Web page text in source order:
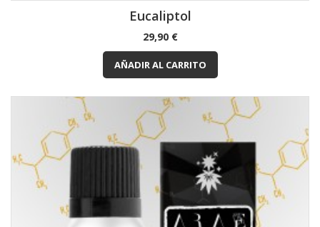
Eucaliptol
Precio
29,90 €
AÑADIR AL CARRITO